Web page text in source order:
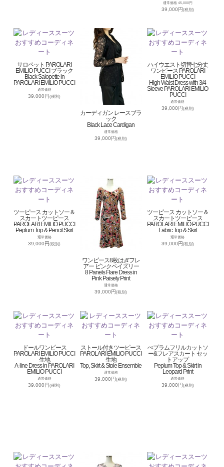
通常価格 45,000円
39,000円(税別)
サロペット PAROLARI
EMILIO PUCCI ブラック
Black Salopette in
PAROLARI EMILIO PUCCI
通常価格
39,000円(税別)
カーディガン レースブラ
ック
Black Lace Cardigan
通常価格
39,000円(税別)
ハイウエスト切替七分丈
ワンピース PAROLARI
EMILIO PUCCI
High Waist Dress with 3/4
Sleeve PAROLARI EMILIO
PUCCI
通常価格
39,000円(税別)
ツーピース カットソー＆
スカートツーピース
PAROLARI EMILIO PUCCI
Peplum Top & Pencil Skirt
通常価格
39,000円(税別)
ワンピース8枚はぎフレ
アー ピンクペイズリー
8 Panels Flare Dress in
Pink Paisely Print
通常価格
39,000円(税別)
ツーピース カットソー＆
スカートツーピース
PAROLARI EMILIO PUCCI
Fabric Top & Skirt
通常価格
39,000円(税別)
ドールワンピース
PAROLARI EMILIO PUCCI
生地
A-line Dress in PAROLARI
EMILIO PUCCI
通常価格
39,000円(税別)
ストール付きツーピース
PAROLARI EMILIO PUCCI
生地
Top, Skirt & Stole Ensemble
通常価格
39,000円(税別)
ぺプラムフリルカットソ
ー&フレアスカート セッ
トアップ
Peplum Top & Skirt in
Leopard Print
通常価格
39,000円(税別)